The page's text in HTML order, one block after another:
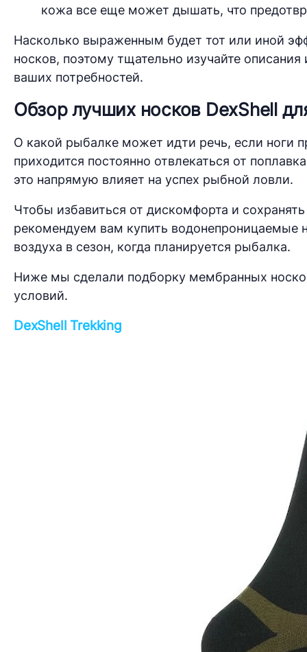
кожа все еще может дышать, что
Насколько выраженным будет тот или иной
носков, поэтому тщательно изучайте
ваших потребностей.
Обзор лучших носков DexShell
О какой рыбалке может идти речь, если ноги
приходится постоянно отвлекаться от
это напрямую влияет на успех рыбной ловли.
Чтобы избавиться от дискомфорта и
рекомендуем вам купить водонепроницаемые
воздуха в сезон, когда планируется рыбалка.
Ниже мы сделали подборку мембранных
условий.
DexShell Trekking